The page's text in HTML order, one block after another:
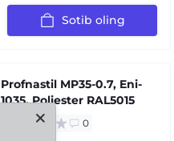
Sotib oling
Profnastil MP35-0.7, Eni-
1035, Poliester RAL5015
0